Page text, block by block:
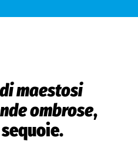
maestosi
ombrose,